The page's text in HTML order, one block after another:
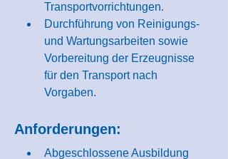
Transportvorrichtungen.
Durchführung von Reinigungs-
und Wartungsarbeiten sowie
Vorbereitung der Erzeugnisse
für den Transport nach
Vorgaben.
Anforderungen:
Abgeschlossene Ausbildung